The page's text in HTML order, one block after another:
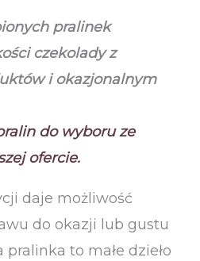
pralinek
czekolady z
i okazjonalnym
do wyboru ze
ofercie.
daje możliwość
do okazji lub gustu
to małe dzieło